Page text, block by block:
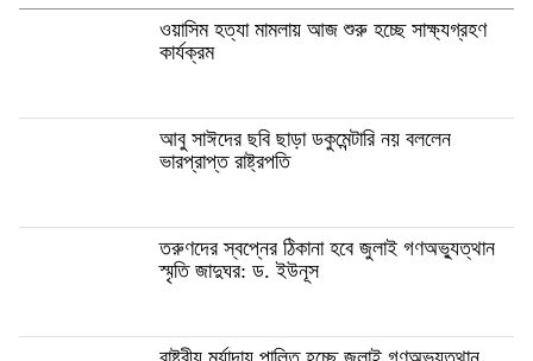
ওয়াসিম হত্যা মামলায় আজ শুরু হচ্ছে সাক্ষ্যগ্রহণ
কার্যক্রম
আবু সাঈদের ছবি ছাড়া ডকুমেন্টারি নয় বললেন
ভারপ্রাপ্ত রাষ্ট্রপতি
তরুণদের স্বপ্নের ঠিকানা হবে জুলাই গণঅভ্যুত্থান
স্মৃতি জাদুঘর: ড. ইউনূস